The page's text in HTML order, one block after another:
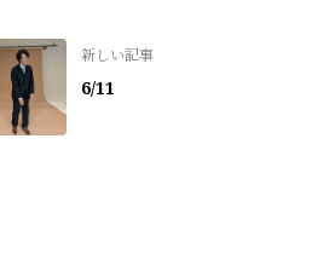
新しい記事
6/11